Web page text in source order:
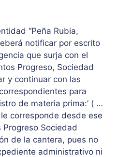
“Peña Rubia,
notificar por escrito
que surja con el
Progreso, Sociedad
y continuar con las
para
de materia prima:’ ( …
corresponde desde ese
Sociedad
de la cantera, pues no
administrativo ni